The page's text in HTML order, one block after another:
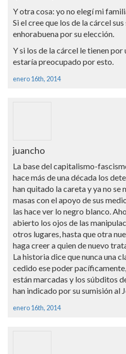
Y otra cosa: yo no elegí­ mi
Si el cree que los de la cárcel sus
enhorabuena por su elección.
Y si los de la cárcel le tienen por
estarí­a preocupado por esto.
enero 16th, 2014
juancho
La base del capitalismo-
hace más de una década los
han quitado la careta y ya no se
masas con el apoyo de sus
las hace ver lo negro blanco.
abierto los ojos de las
otros lugares, hasta que otra
haga creer a quien de nuevo
La historia dice que nunca una
cedido ese poder
están marcadas y los súbditos
han indicado por su sumisión al
enero 16th, 2014